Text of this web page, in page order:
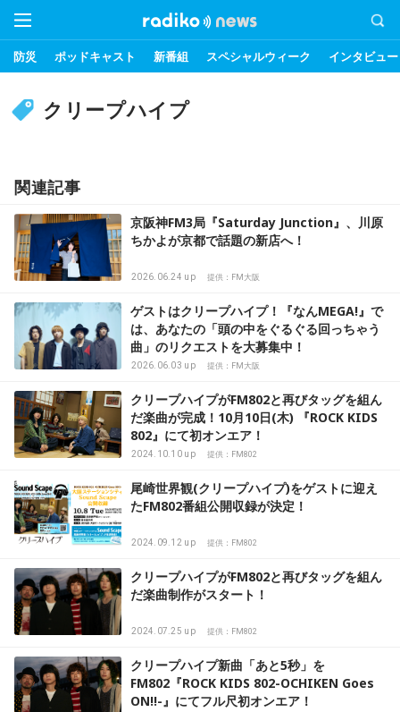
防災 ポッドキャスト 新番組 スペシャルウィーク インタビュー
クリープハイプ
関連記事
京阪神FM3局『Saturday Junction』、川原
ちかよが京都で話題の新店へ！
2026.06.24 up 提供：FM大阪
ゲストはクリープハイプ！『なんMEGA!』で
は、あなたの「頭の中をぐるぐる回っちゃう
曲」のリクエストを大募集中！
2026.06.03 up 提供：FM大阪
クリープハイプがFM802と再びタッグを組ん
だ楽曲が完成！10月10日(木) 『ROCK KIDS
802』にて初オンエア！
2024.10.10 up 提供：FM802
尾崎世界観(クリープハイプ)をゲストに迎え
たFM802番組公開収録が決定！
2024.09.12 up 提供：FM802
クリープハイプがFM802と再びタッグを組ん
だ楽曲制作がスタート！
2024.07.25 up 提供：FM802
クリープハイプ新曲「あと5秒」を
FM802『ROCK KIDS 802-OCHIKEN Goes
ON!!-』にてフル尺初オンエア！